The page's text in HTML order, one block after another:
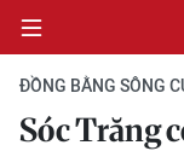
ĐỒNG BẰNG SÔNG
Sóc Trăng